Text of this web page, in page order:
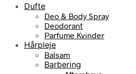
Dufte
Deo & Body Spray
Deodorant
Parfume Kvinder
Hårpleje
Balsam
Barbering